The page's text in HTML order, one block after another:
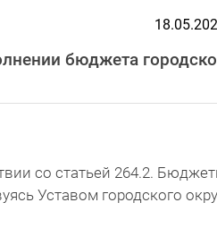
бюджета
со статьей 264.2.
Уставом городского